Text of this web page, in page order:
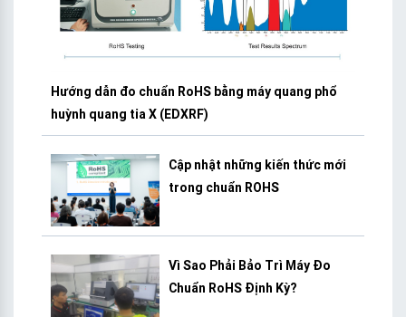
Hướng dẫn đo chuẩn RoHS bằng máy quang phổ
huỳnh quang tia X (EDXRF)
Cập nhật những kiến thức mới
trong chuẩn ROHS
Vì Sao Phải Bảo Trì Máy Đo
Chuẩn RoHS Định Kỳ?